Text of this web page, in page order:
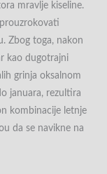
mravlje kiseline.
Zbog toga, nakon
kao dugotrajni
grinja oksalnom
januara, rezultira
kombinacije letnje
da se navikne na